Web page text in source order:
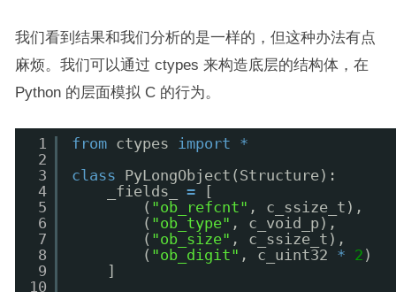
我们看到结果和我们分析的是一样的，但这种办法有点
麻烦。我们可以通过 ctypes 来构造底层的结构体，在
Python 的层面模拟 C 的行为。
1
2
3
4
5
6
7
8
9
10
from ctypes import
*
class
PyLongObject(Structure):
_fields_ =
[
( "ob_refcnt" , c_ssize_t),
( "ob_type" , c_void_p),
( "ob_size" , c_ssize_t),
( "ob_digit" , c_uint32 * 2 )
]